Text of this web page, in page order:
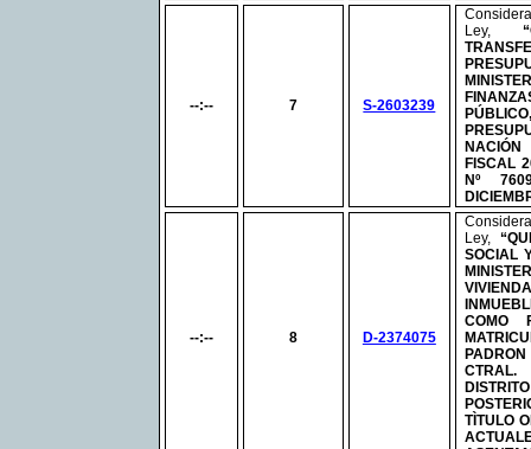
--:-- 7 S-2603239
Ley,
FISCAL
Nº
--:-- 8 D-2374075
Ley,
SOCIAL
COMO
PADRON
TÌTULO